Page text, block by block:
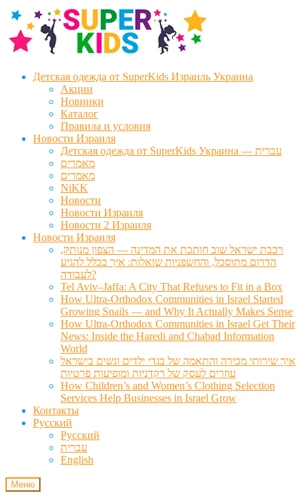
Перейти
навигации
Перейти
содержимому
Детская одежда от SuperKids Израиль Украина
Акции
Новинки
Каталог
Правила и условия
Новости Израиля
Детская одежда от SuperKids Украина — עברית
מאמרים
מאמרים
NiKK
Новости
Новости Израиля
Новости 2 Израиля
Новости Израиля
רכבת ישראל שוב חותכת את המדינה — הצפון מנותק,
הדרום מתוסכל, והחשפניות שואלות: איך בכלל להגיע
לעבודה?
Tel Aviv–Jaffa: A City That Refuses to Fit in a Box
How Ultra-Orthodox Communities in Israel Started
Growing Snails — and Why It Actually Makes Sense
How Ultra-Orthodox Communities in Israel Get Their
News: Inside the Haredi and Chabad Information
World
איך שירותי מכירה והתאמה של בגדי ילדים ונשים בישראל
עוזרים לעסק של רקדניות ומופיעות פרטיות
How Children’s and Women’s Clothing Selection
Services Help Businesses in Israel Grow
Контакты
Русский
Русский
עברית
English
Меню